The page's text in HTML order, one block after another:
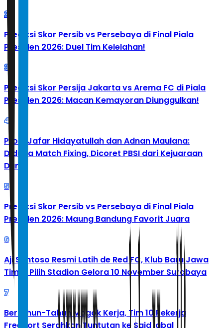
2
Prediksi Skor Persib vs Persebaya di Final Piala
Presiden 2026: Duel Tim Kelelahan!
3
Prediksi Skor Persija Jakarta vs Arema FC di Piala
Presiden 2026: Macan Kemayoran Diunggulkan!
4
Profil Jafar Hidayatullah dan Adnan Maulana:
Diduga Match Fixing, Dicoret PBSI dari Kejuaraan
Dunia
5
Prediksi Skor Persib vs Persebaya di Final Piala
Presiden 2026: Maung Bandung Favorit Juara
6
Aji Santoso Resmi Latih de Red FC, Klub Baru Jawa
Timur Pilih Stadion Gelora 10 November Surabaya
7
Bertahun-Tahun Mogok Kerja, Tim 10 Pekerja
Freeport Serahkan Tuntutan ke Said Iqbal